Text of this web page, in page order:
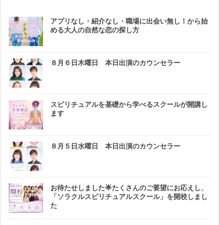
アプリなし・紹介なし・職場に出会い無し！から始
める大人の自然な恋の探し方
８月６日木曜日 本日出演のカウンセラー
スピリチュアルを基礎から学べるスクールが開講し
ます
８月５日水曜日 本日出演のカウンセラー
お待たせしました🌟たくさんのご要望にお応えし、
「ソラクルスピリチュアルスクール」を開校しまし
た